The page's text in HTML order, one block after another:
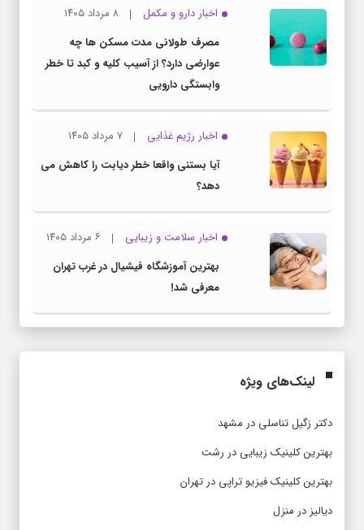
اخبار دارو و مکمل
۸ مرداد ۱۴۰۵
مصرف طولانی مدت مسکن ها چه
عوارضی دارد؟ از آسیب کلیه و کبد تا خطر
وابستگی دارویی
اخبار رژیم غذایی
۷ مرداد ۱۴۰۵
آیا بستنی واقعا خطر دیابت را کاهش می
دهد؟
اخبار سلامت و زیبایی
۶ مرداد ۱۴۰۵
بهترین آموزشگاه فیشیال در غرب تهران
معرفی شد!
لینک‌های ویژه
دکتر زگیل تناسلی در مشهد
بهترین کلینیک زیبایی در رشت
بهترین کلینیک فیزیو تراپی در تهران
دیالیز در منزل